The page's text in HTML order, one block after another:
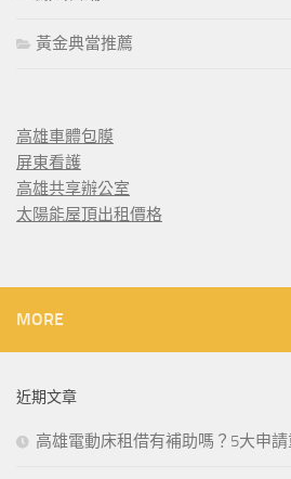
黃金典當推薦
高雄車體包膜
屏東看護
高雄共享辦公室
太陽能屋頂出租價格
MORE
近期文章
高雄電動床租借有補助嗎？5大申